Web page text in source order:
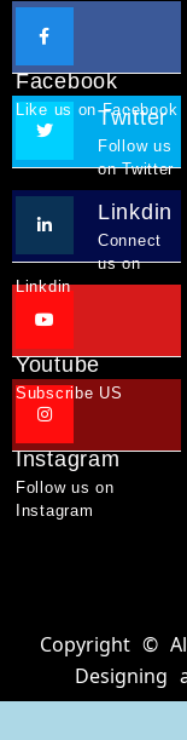
Facebook
Like us on Facebook
Twitter
Follow us
on Twitter
Linkdin
Connect
us on
Linkdin
Youtube
Subscribe US
Instagram
Follow us on
Instagram
Copyright ©
Designing